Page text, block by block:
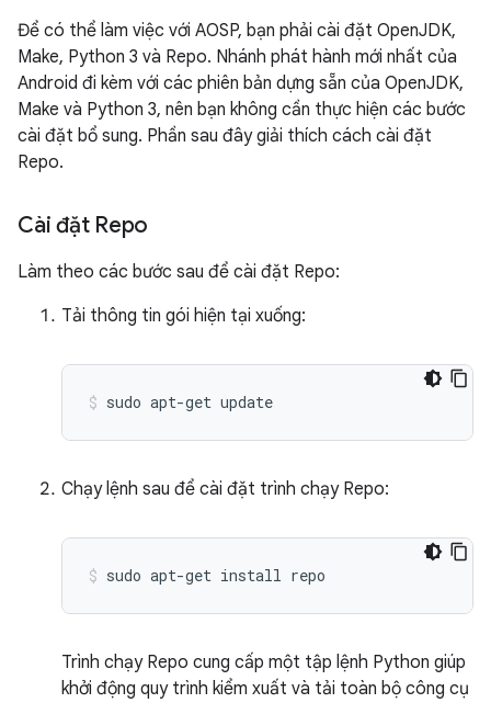
Để có thể làm việc với AOSP, bạn phải cài đặt OpenJDK,
Make, Python 3 và Repo. Nhánh phát hành mới nhất của
Android đi kèm với các phiên bản dựng sẵn của OpenJDK,
Make và Python 3, nên bạn không cần thực hiện các bước
cài đặt bổ sung. Phần sau đây giải thích cách cài đặt
Repo.
Cài đặt Repo
Làm theo các bước sau để cài đặt Repo:
Tải thông tin gói hiện tại xuống:
sudo apt-get update
Chạy lệnh sau để cài đặt trình chạy Repo:
sudo apt-get install repo
Trình chạy Repo cung cấp một tập lệnh Python giúp
khởi động quy trình kiểm xuất và tải toàn bộ công cụ